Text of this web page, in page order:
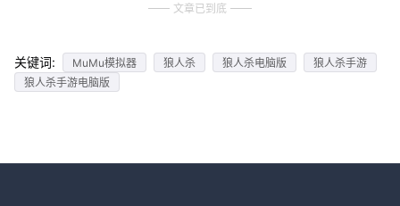
文章已到底
关键词: MuMu模拟器 狼人杀 狼人杀电脑版
狼人杀手游
狼人杀手游电脑版